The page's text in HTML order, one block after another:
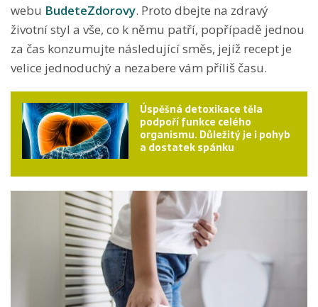
webu BudeteZdorovy. Proto dbejte na zdravý
životní styl a vše, co k němu patří, popřípadě jednou
za čas konzumujte následující směs, jejíž recept je
velice jednoduchý a nezabere vám příliš času.
Úspěšná detoxikace těla
podpoří funkce celého
organismu. Důležitý je i pohyb
a dostatek spánku